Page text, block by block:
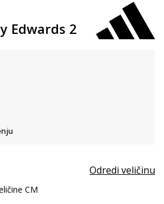
Edwards 2
Odredi veličinu
CM